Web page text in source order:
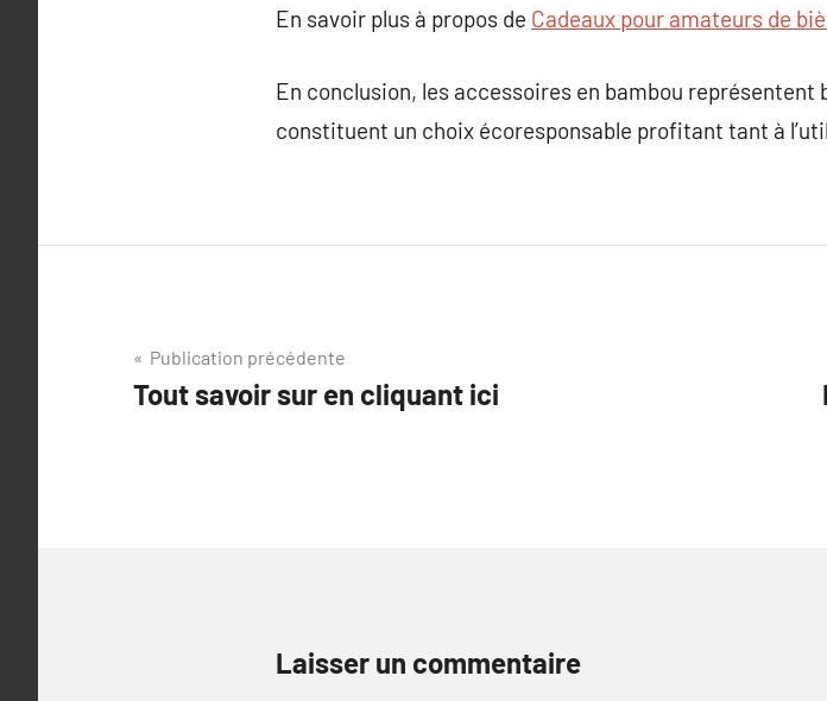
En savoir plus à propos de Cadeaux pour amateurs de
En conclusion, les accessoires en bambou représentent
constituent un choix écoresponsable profitant tant à
Navigation
de
Publication précédente
Tout savoir sur en cliquant ici
Laisser un commentaire